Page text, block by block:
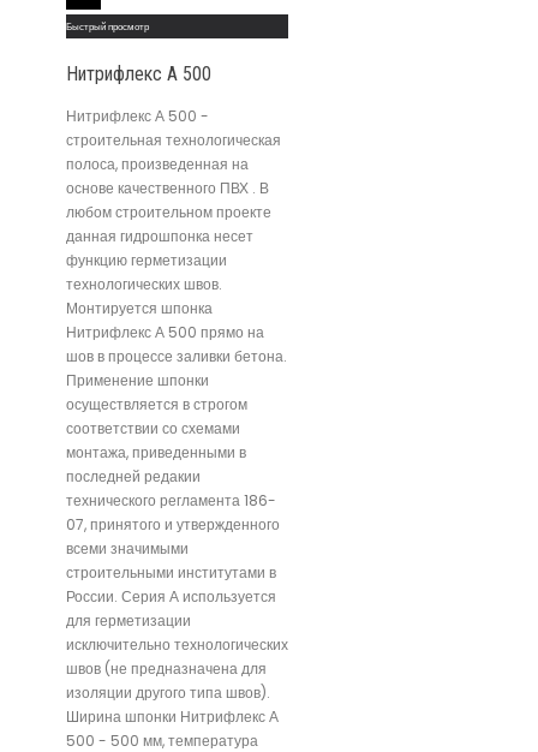
Быстрый просмотр
Нитрифлекс А 500
Нитрифлекс А 500 -
строительная технологическая
полоса, произведенная на
основе качественного ПВХ . В
любом строительном проекте
данная гидрошпонка несет
функцию герметизации
технологических швов.
Монтируется шпонка
Нитрифлекс А 500 прямо на
шов в процессе заливки бетона.
Применение шпонки
осуществляется в строгом
соответствии со схемами
монтажа, приведенными в
последней редакии
технического регламента 186-
07, принятого и утвержденного
всеми значимыми
строительными институтами в
России. Серия А используется
для герметизации
исключительно технологических
швов (не предназначена для
изоляции другого типа швов).
Ширина шпонки Нитрифлекс А
500 - 500 мм, температура